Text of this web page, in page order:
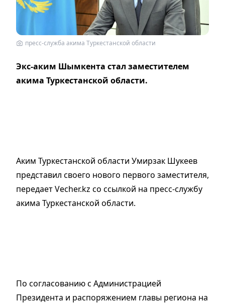
пресс-служба акима Туркестанской области
Экс-аким Шымкента стал заместителем
акима Туркестанской области.
Аким Туркестанской области Умирзак Шукеев
представил своего нового первого заместителя,
передает Vecher.kz со ссылкой на пресс-службу
акима Туркестанской области.
По согласованию с Администрацией
Президента и распоряжением главы региона на